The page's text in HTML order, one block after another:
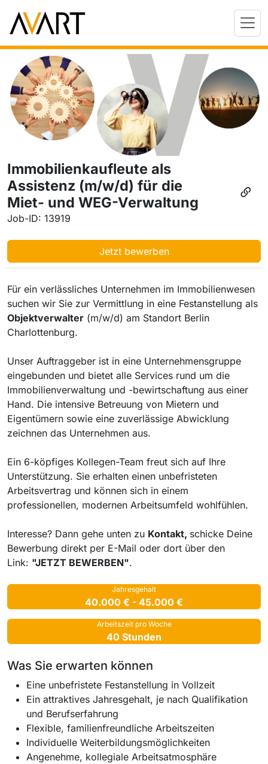
Immobilienkaufleute als
Assistenz (m/w/d) für die
Miet- und WEG-Verwaltung
Job-ID: 13919
Jetzt bewerben
Für ein verlässliches Unternehmen im Immobilienwesen
suchen wir Sie zur Vermittlung in eine Festanstellung als
Objektverwalter (m/w/d) am Standort Berlin
Charlottenburg.
Unser Auftraggeber ist in eine Unternehmensgruppe
eingebunden und bietet alle Services rund um die
Immobilienverwaltung und -bewirtschaftung aus einer
Hand. Die intensive Betreuung von Mietern und
Eigentümern sowie eine zuverlässige Abwicklung
zeichnen das Unternehmen aus.
Ein 6-köpfiges Kollegen-Team freut sich auf Ihre
Unterstützung. Sie erhalten einen unbefristeten
Arbeitsvertrag und können sich in einem
professionellen, modernen Arbeitsumfeld wohlfühlen.
Interesse? Dann gehe unten zu Kontakt, schicke Deine
Bewerbung direkt per E-Mail oder dort über den
Link: "JETZT BEWERBEN".
Jahresgehalt
40.000 € - 45.000 €
Arbeitszeit pro Woche
40 Stunden
Was Sie erwarten können
Eine unbefristete Festanstellung in Vollzeit
Ein attraktives Jahresgehalt, je nach Qualifikation
und Berufserfahrung
Flexible, familienfreundliche Arbeitszeiten
Individuelle Weiterbildungsmöglichkeiten
Angenehme, kollegiale Arbeitsatmosphäre